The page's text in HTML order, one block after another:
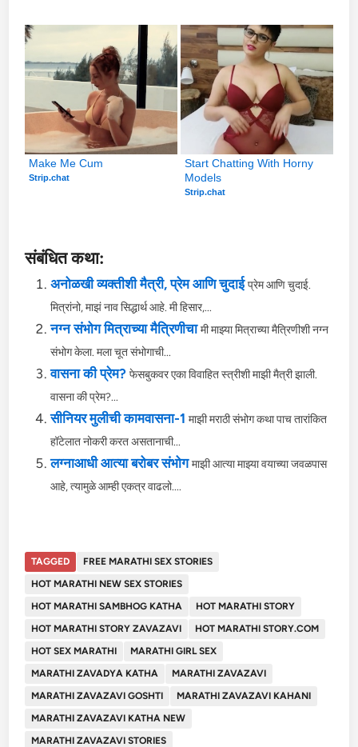
Make Me Cum
Strip.chat
Start Chatting With Horny
Models
Strip.chat
संबंधित कथा:
अनोळखी व्यक्तीशी मैत्री, प्रेम आणि चुदाई प्रेम आणि चुदाई.
मित्रांनो, माझं नाव सिद्धार्थ आहे. मी हिसार,...
नग्न संभोग मित्राच्या मैत्रिणीचा मी माझ्या मित्राच्या मैत्रिणीशी नग्न
संभोग केला. मला चूत संभोगाची...
वासना की प्रेम? फेसबुकवर एका विवाहित स्त्रीशी माझी मैत्री झाली.
वासना की प्रेम?...
सीनियर मुलीची कामवासना-1 माझी मराठी संभोग कथा पाच तारांकित
हॉटेलात नोकरी करत असतानाची...
लग्नाआधी आत्या बरोबर संभोग माझी आत्या माझ्या वयाच्या जवळपास
आहे, त्यामुळे आम्ही एकत्र वाढलो....
TAGGED
FREE MARATHI SEX STORIES
HOT MARATHI NEW SEX STORIES
HOT MARATHI SAMBHOG KATHA
HOT MARATHI STORY
HOT MARATHI STORY ZAVAZAVI
HOT MARATHI STORY.COM
HOT SEX MARATHI
MARATHI GIRL SEX
MARATHI ZAVADYA KATHA
MARATHI ZAVAZAVI
MARATHI ZAVAZAVI GOSHTI
MARATHI ZAVAZAVI KAHANI
MARATHI ZAVAZAVI KATHA NEW
MARATHI ZAVAZAVI STORIES